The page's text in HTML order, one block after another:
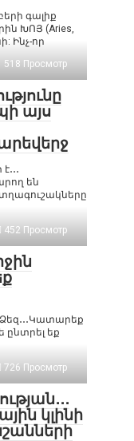
գալիք
ԽՈՅ (Aries,
Ինչ-որ
518 Просмотр
այս
են
452 Просмотр
ընտրել եք
726 Просмотр
կլինի